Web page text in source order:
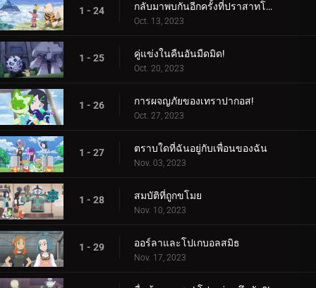
1 - 24 กลับมาพบกันอีกครั้งที่ปราสาทโบราณ!
Oct. 13, 2023
1 - 25 คู่แข่งในคืนอันมืดมิด!
Oct. 20, 2023
1 - 26 การผจญภัยของเทราปากอส!
Oct. 27, 2023
1 - 27 ตราบใดที่ฉันอยู่กับเพื่อนของฉัน
Nov. 03, 2023
1 - 28 สมบัติที่ถูกขโมย
Nov. 10, 2023
1 - 29 ออร์ลาและโปเกบอลสมิธ
Nov. 17, 2023